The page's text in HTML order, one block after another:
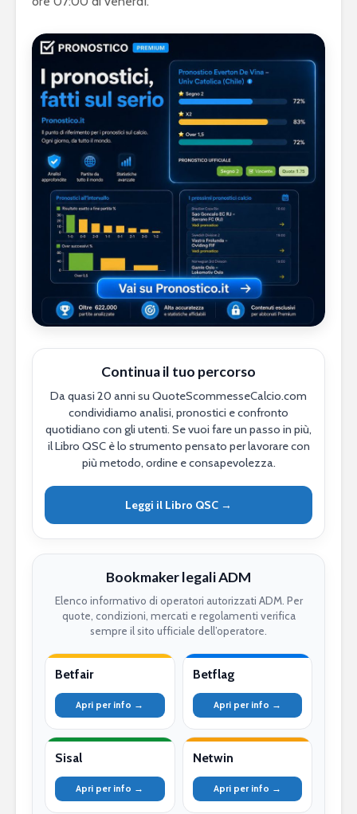
Continua il tuo percorso
Da quasi 20 anni su QuoteScommesseCalcio.com
condividiamo analisi, pronostici e confronto
quotidiano con gli utenti. Se vuoi fare un passo in più,
il Libro QSC è lo strumento pensato per lavorare con
più metodo, ordine e consapevolezza.
Leggi il Libro QSC →
Bookmaker legali ADM
Elenco informativo di operatori autorizzati ADM. Per
quote, condizioni, mercati e regolamenti verifica
sempre il sito ufficiale dell’operatore.
Betfair
Apri per info →
Betflag
Apri per info →
Sisal
Apri per info →
Netwin
Apri per info →